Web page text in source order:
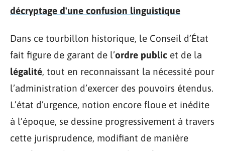
décryptage d'une confusion linguistique
Dans ce tourbillon historique, le Conseil d’État
fait figure de garant de l’ordre public et de la
légalité, tout en reconnaissant la nécessité pour
l’administration d’exercer des pouvoirs étendus.
L’état d’urgence, notion encore floue et inédite
à l’époque, se dessine progressivement à travers
cette jurisprudence, modifiant de manière